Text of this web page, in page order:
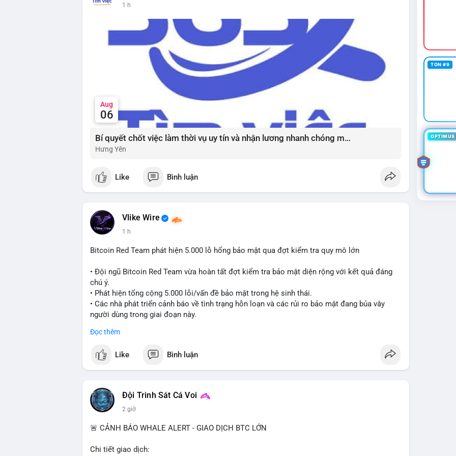
Đánh giá & Khuyến nghị giao dịch: Thị trường đang ở vùng tích lũy với thanh khoản dồi dào
nhưng tâm lý yếu. Nhà đầu tư nên thận trọng, tránh sử dụng đòn bẩy quá cao trong giai
đoạn này. Chiến lược DCA (trung bình giá) cho các đồng coin chủ chốt như BTC và ETH có
thể được xem xét khi thị trường đang ở vùng Extreme Fear. Cần theo dõi sát diễn biến TVL
và dòng tiền Stablecoin để xác nhận nhịp đảo chiều.
#tvldefi #fundingratebtc #stablecoinusdt #ethereuml2
📰 Nguồn: Cointelegraph
1 h
Aug
06
Bí quyết chốt việc làm thời vụ uy tín và nhận lương nhanh chóng mỗi ngày ?
Hưng Yên
Like Bình luận
Vlike Wire
1 h
Bitcoin Red Team phát hiện 5.000 lỗ hổng bảo mật qua đợt kiểm tra quy mô lớn
• Đội ngũ Bitcoin Red Team vừa hoàn tất đợt kiểm tra bảo mật diện rộng với kết quả đáng
chú ý.
• Phát hiện tổng cộng 5.000 lỗi/vấn đề bảo mật trong hệ sinh thái.
• Các nhà phát triển cảnh báo về tình trạng hỗn loạn và các rủi ro bảo mật đang bủa vây
người dùng trong giai đoạn này.
#bitcoin
$btc
📰 Nguồn: Cointelegraph
Đọc thêm
Like Bình luận
Đội Trinh Sát Cá Voi
2 giờ
🚨 CẢNH BÁO WHALE ALERT - GIAO DỊCH BTC LỚN
Chi tiết giao dịch:
TON #9
OPTIMUS